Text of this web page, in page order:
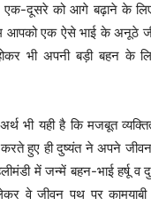
एक-दूसरे को आगे बढ़ाने के
आपको एक ऐसे भाई के अनूठे
भी अपनी बड़ी बहन के
भी यही है कि मजबूत
हुए ही दुष्यंत ने अपने
में जन्में बहन-भाई हर्षू
वे जीवन पथ पर